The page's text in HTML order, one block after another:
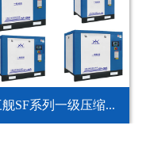
舰SF系列一级压缩...